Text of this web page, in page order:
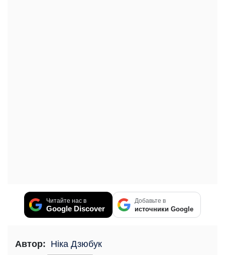
Читайте нас в
Google Discover
Добавьте в
источники Google
Автор: Ніка Дзюбук